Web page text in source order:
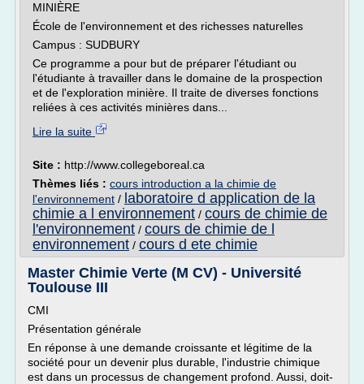
MINIÈRE
École de l'environnement et des richesses naturelles
Campus : SUDBURY
Ce programme a pour but de préparer l'étudiant ou
l'étudiante à travailler dans le domaine de la prospection
et de l'exploration minière. Il traite de diverses fonctions
reliées à ces activités minières dans...
Lire la suite
Site : http://www.collegeboreal.ca
Thèmes liés : cours introduction a la chimie de
l'environnement / laboratoire d application de la
chimie a l environnement / cours de chimie de
l'environnement / cours de chimie de l
environnement / cours d ete chimie
Master Chimie Verte (M CV) - Université
Toulouse III
CMI
Présentation générale
En réponse à une demande croissante et légitime de la
société pour un devenir plus durable, l'industrie chimique
est dans un processus de changement profond. Aussi, doit-